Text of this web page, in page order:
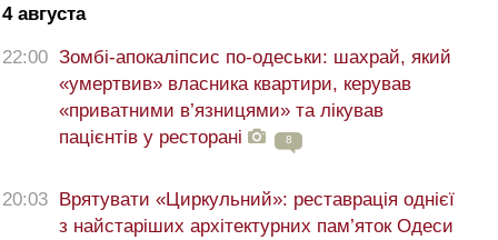
4 августа
22:00 Зомбі-апокаліпсис по-одеськи: шахрай, який
«умертвив» власника квартири, керував
«приватними в’язницями» та лікував
пацієнтів у ресторані
8
20:03 Врятувати «Циркульний»: реставрація однієї
з найстаріших архітектурних пам’яток Одеси